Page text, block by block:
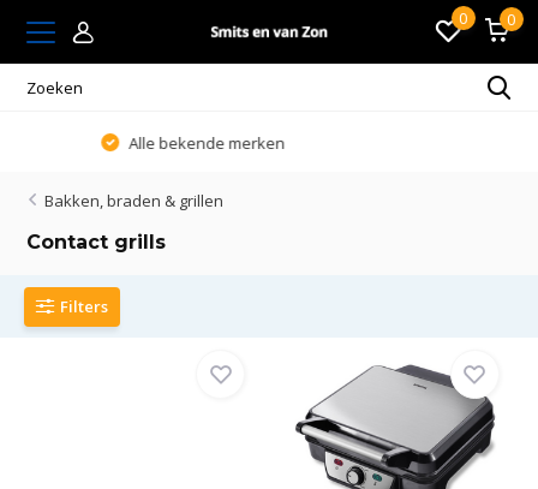
0 0
Altijd passend en persoonlijk advies
Bakken, braden & grillen
Contact grills
Filters